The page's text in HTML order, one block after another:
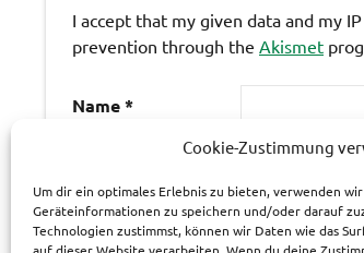
Cookie-Zustimmung
Um dir ein optimales Erlebnis zu bieten, verwenden
Geräteinformationen zu speichern und/oder darauf
Technologien zustimmst, können wir Daten wie das
I accept that my given data and my
prevention through the Akismet
Name*
Website